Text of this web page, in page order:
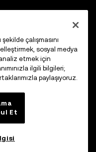
çalışmasını
sosyal medya
etmek için
ilgili bilgileri;
paylaşıyoruz.
Et